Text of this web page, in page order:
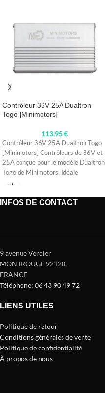
Contrôleur 36V 25A Dualtron
Togo [Minimotors]
113,95€
Contrôleur 36V 25A Dualtron Togo
[Minimotors] Contrôleurs de 36V et
25A conçue pour le modèle Dualtron
Togo de Minimotors. Idéale
INFOS DE CONTACT
9 avenue Verdier
MONTROUGE 92120,
FRANCE
Téléphone: 06 43 90 49 72
LIENS UTILES
Politique de retour
Conditions générales de vente
Politique de confidentialité
À propos de nous